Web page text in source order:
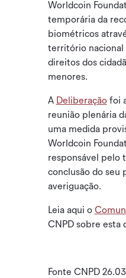
Worldcoin
temporária da
biométricos
território nacional
direitos dos
menores.
A Deliberaçãofoi
reunião plenária
uma medida
Worldcoin
responsável pelo
conclusão do seu
averiguação.
Leia aqui o
CNPD sobre esta
Fonte CNPD